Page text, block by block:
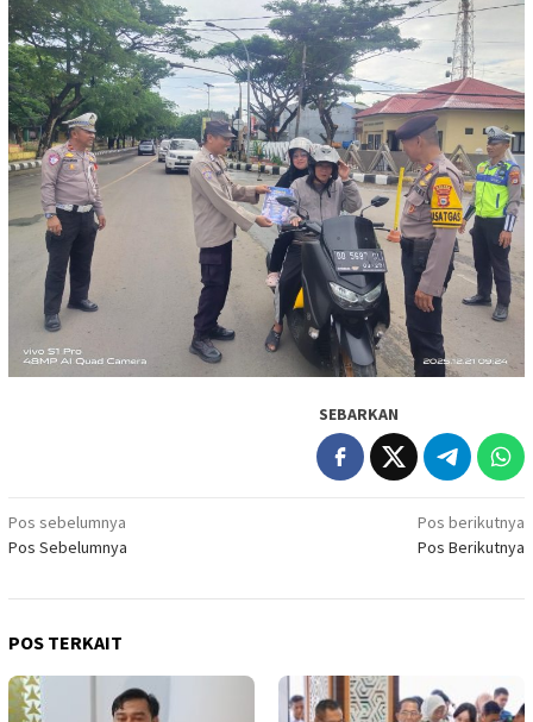
SEBARKAN
Navigasi
pos
Pos sebelumnya
Pos Sebelumnya
Pos berikutnya
Pos Berikutnya
POS TERKAIT